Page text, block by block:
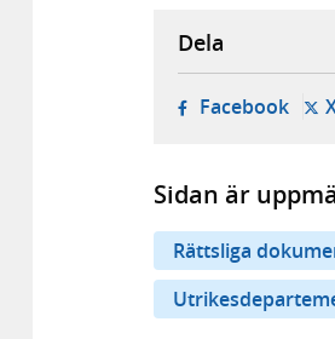
Dela
Facebook-
Sidan är
Rättsliga